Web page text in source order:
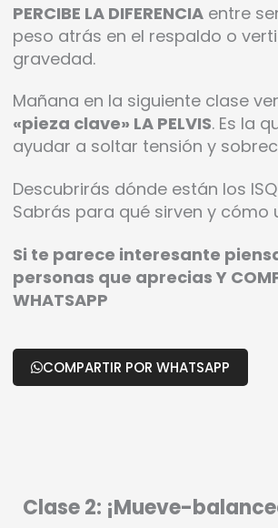
PERCIBE LA DIFERENCIA entre
peso atrás en el respaldo o
gravedad.
Mañana en la siguiente clase
«pieza clave» LA PELVIS. Es la
ayudar a soltar tensión y
Descubrirás dónde están los
Sabrás para qué sirven y cómo
Si te parece interesante
personas que aprecias Y
WHATSAPP
COMPARTIR POR WHATSAPP
Clase 2: ¡Mueve-